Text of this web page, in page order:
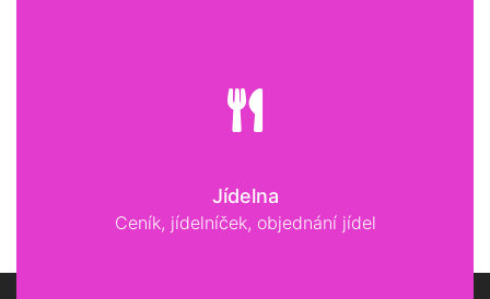
Jídelna
Ceník, jídelníček, objednání jídel